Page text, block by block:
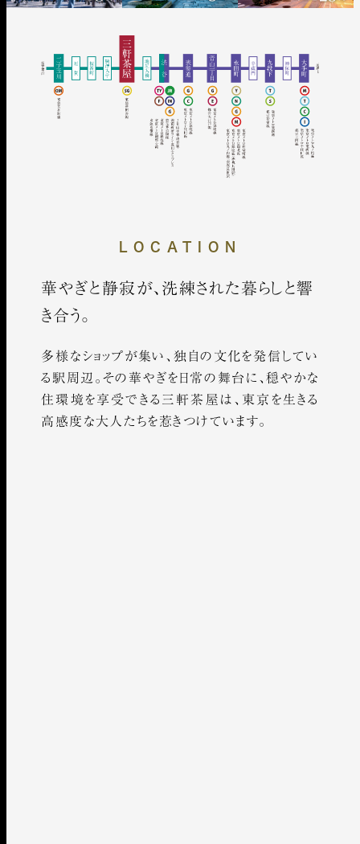
LOCATION
華やぎと静寂が、洗練された暮らしと響
き合う。
多様なショップが集い、独自の文化を発信してい
る駅周辺。 その華やぎを日常の舞台に、穏やかな
住環境を享受できる三軒茶屋は、東京を生きる
高感度な大人たちを惹きつけています。